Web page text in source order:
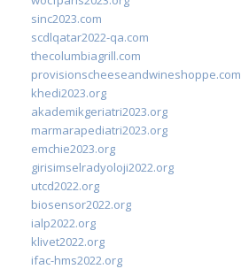
sinc2023.com
scdlqatar2022-qa.com
thecolumbiagrill.com
provisionscheeseandwineshoppe.com
khedi2023.org
akademikgeriatri2023.org
marmarapediatri2023.org
emchie2023.org
girisimselradyoloji2022.org
utcd2022.org
biosensor2022.org
ialp2022.org
klivet2022.org
ifac-hms2022.org